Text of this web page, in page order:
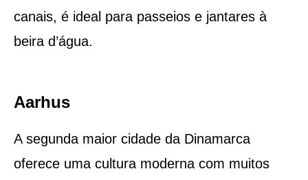
canais, é ideal para passeios e jantares à
beira d’água.
Aarhus
A segunda maior cidade da Dinamarca
oferece uma cultura moderna com muitos